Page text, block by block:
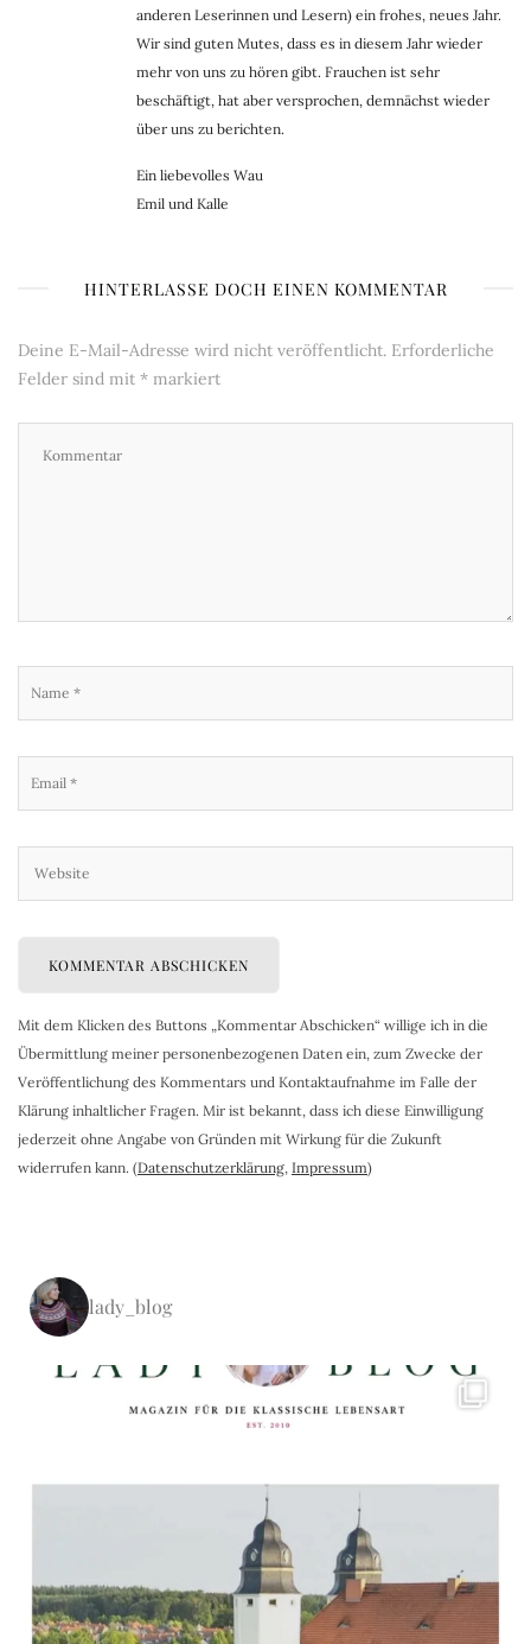
anderen Leserinnen und Lesern) ein frohes, neues Jahr.
Wir sind guten Mutes, dass es in diesem Jahr wieder
mehr von uns zu hören gibt. Frauchen ist sehr
beschäftigt, hat aber versprochen, demnächst wieder
über uns zu berichten.
Ein liebevolles Wau
Emil und Kalle
HINTERLASSE DOCH EINEN KOMMENTAR
Deine E-Mail-Adresse wird nicht veröffentlicht. Erforderliche
Felder sind mit * markiert
Mit dem Klicken des Buttons „Kommentar Abschicken“ willige ich in die
Übermittlung meiner personenbezogenen Daten ein, zum Zwecke der
Veröffentlichung des Kommentars und Kontaktaufnahme im Falle der
Klärung inhaltlicher Fragen. Mir ist bekannt, dass ich diese Einwilligung
jederzeit ohne Angabe von Gründen mit Wirkung für die Zukunft
widerrufen kann. (Datenschutzerklärung, Impressum)
lady_blog